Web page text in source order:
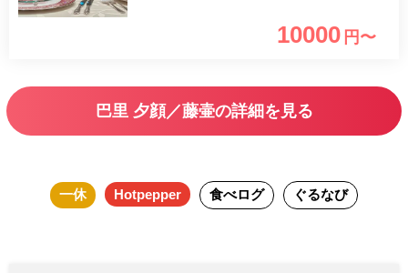
エ・エ・シャンドン アンぺリアルのグ
念日など素敵な時間を華やかに彩る ア
メッセージもお入れいたします。 ご要
10000 円〜
巴里 夕顔／藤壷の詳細を見る
一休 Hotpepper 食べログ ぐるなび